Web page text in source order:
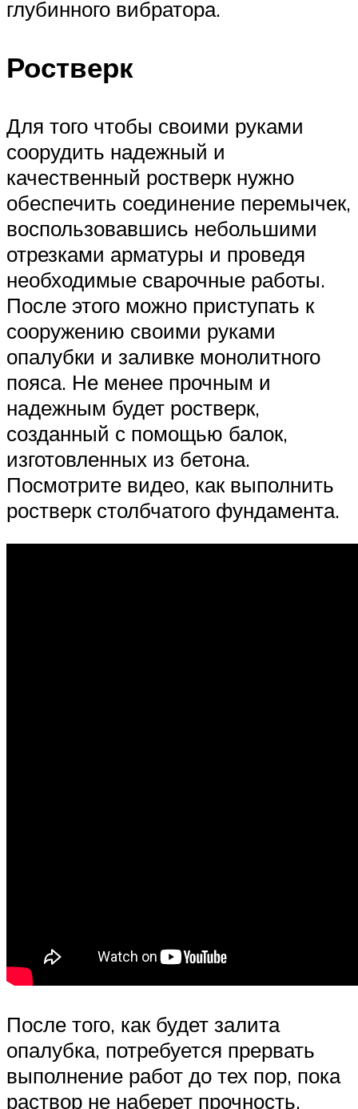
глубинного вибратора.
Ростверк
Для того чтобы своими руками
соорудить надежный и
качественный ростверк нужно
обеспечить соединение перемычек,
воспользовавшись небольшими
отрезками арматуры и проведя
необходимые сварочные работы.
После этого можно приступать к
сооружению своими руками
опалубки и заливке монолитного
пояса. Не менее прочным и
надежным будет ростверк,
созданный с помощью балок,
изготовленных из бетона.
Посмотрите видео, как выполнить
ростверк столбчатого фундамента.
После того, как будет залита
опалубка, потребуется прервать
выполнение работ до тех пор, пока
раствор не наберет прочность.